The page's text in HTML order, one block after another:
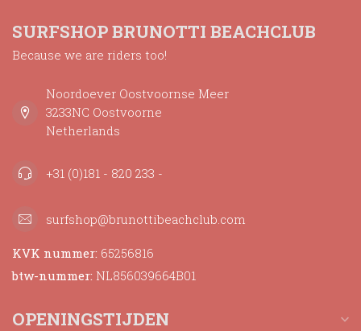
SURFSHOP BRUNOTTI BEACHCLUB
Because we are riders too!
Noordoever Oostvoornse Meer
3233NC Oostvoorne
Netherlands
+31 (0)181 - 820 233 -
surfshop@brunottibeachclub.com
KVK nummer: 65256816
btw-nummer: NL856039664B01
OPENINGSTIJDEN